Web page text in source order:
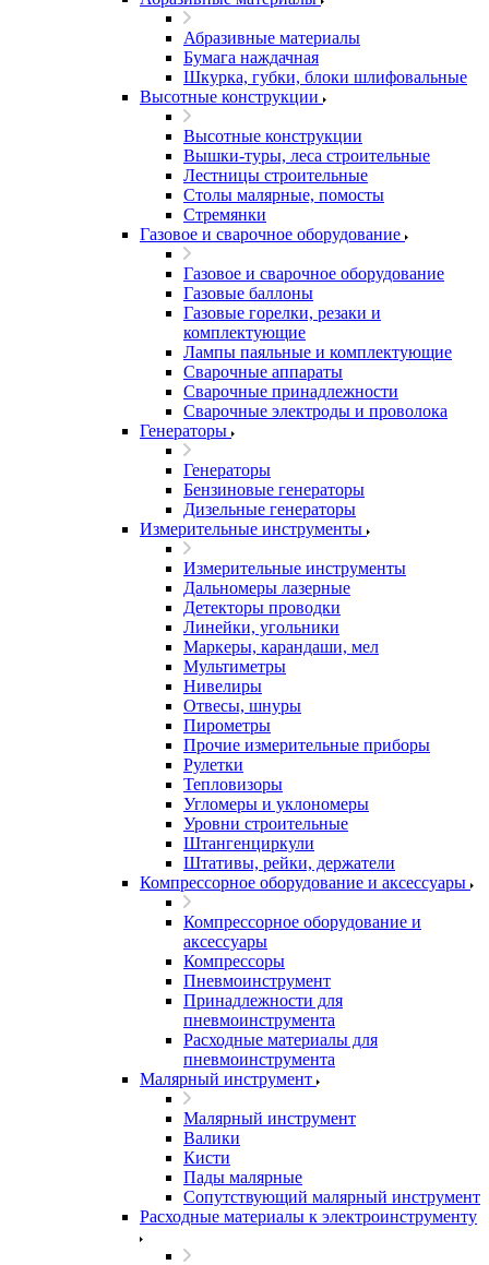
Абразивные материалы
Бумага наждачная
Шкурка, губки, блоки шлифовальные
Высотные конструкции
Высотные конструкции
Вышки-туры, леса строительные
Лестницы строительные
Столы малярные, помосты
Стремянки
Газовое и сварочное оборудование
Газовое и сварочное оборудование
Газовые баллоны
Газовые горелки, резаки и
комплектующие
Лампы паяльные и комплектующие
Сварочные аппараты
Сварочные принадлежности
Сварочные электроды и проволока
Генераторы
Генераторы
Бензиновые генераторы
Дизельные генераторы
Измерительные инструменты
Измерительные инструменты
Дальномеры лазерные
Детекторы проводки
Линейки, угольники
Маркеры, карандаши, мел
Мультиметры
Нивелиры
Отвесы, шнуры
Пирометры
Прочие измерительные приборы
Рулетки
Тепловизоры
Угломеры и уклономеры
Уровни строительные
Штангенциркули
Штативы, рейки, держатели
Компрессорное оборудование и аксессуары
Компрессорное оборудование и
аксессуары
Компрессоры
Пневмоинструмент
Принадлежности для
пневмоинструмента
Расходные материалы для
пневмоинструмента
Малярный инструмент
Малярный инструмент
Валики
Кисти
Пады малярные
Сопутствующий малярный инструмент
Расходные материалы к электроинструменту